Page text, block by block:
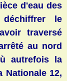
d'eau des
le
traversé
au nord
autrefois la
Nationale 12,